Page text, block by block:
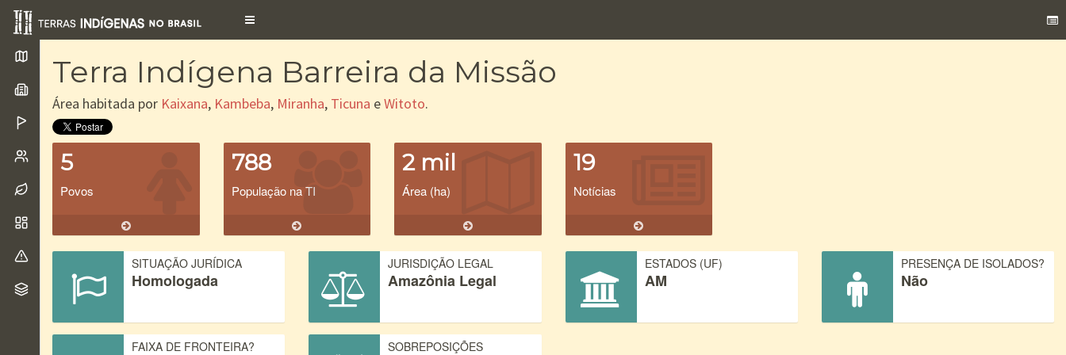
Toggle
Terra Indígena Barreira da Missão
Área habitada por Kaixana, Kambeba, Miranha, Ticuna eWitoto.
5
Povos
788
População na TI
2 mil
Área (ha)
19
Notícias
SITUAÇÃO JURÍDICA
Homologada
JURISDIÇÃO LEGAL
Amazônia Legal
ESTADOS (UF)
AM
PRESENÇA DE ISOLADOS?
Não
FAIXA DE FRONTEIRA? SOBREPOSIÇÕES